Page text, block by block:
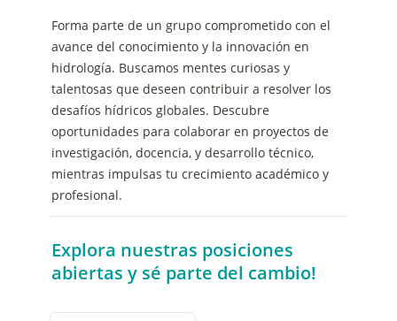
Forma parte de un grupo comprometido con el
avance del conocimiento y la innovación en
hidrología. Buscamos mentes curiosas y
talentosas que deseen contribuir a resolver los
desafíos hídricos globales. Descubre
oportunidades para colaborar en proyectos de
investigación, docencia, y desarrollo técnico,
mientras impulsas tu crecimiento académico y
profesional.
Explora nuestras posiciones
abiertas y sé parte del cambio!